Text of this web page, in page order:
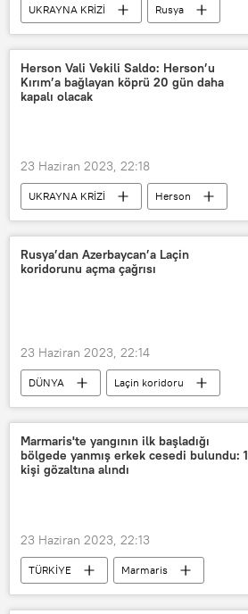
UKRAYNA KRİZİ
Rusya
Ukrayna
Maksim Reşetnikov
Mariupol
Donetsk
Herson Vali Vekili Saldo: Herson’u
Kırım’a bağlayan köprü 20 gün daha
kapalı olacak
23 Haziran 2023, 22:18
UKRAYNA KRİZİ
Herson
Kırım
Rusya’dan Azerbaycan’a Laçin
koridorunu açma çağrısı
23 Haziran 2023, 22:14
DÜNYA
Laçin koridoru
Rusya
Azerbaycan
Mariya Zaharova
Marmaris'te yangının ilk başladığı
bölgede yanmış erkek cesedi bulundu: 1
kişi gözaltına alındı
23 Haziran 2023, 22:13
TÜRKİYE
Marmaris
Orman yangını
Ceset